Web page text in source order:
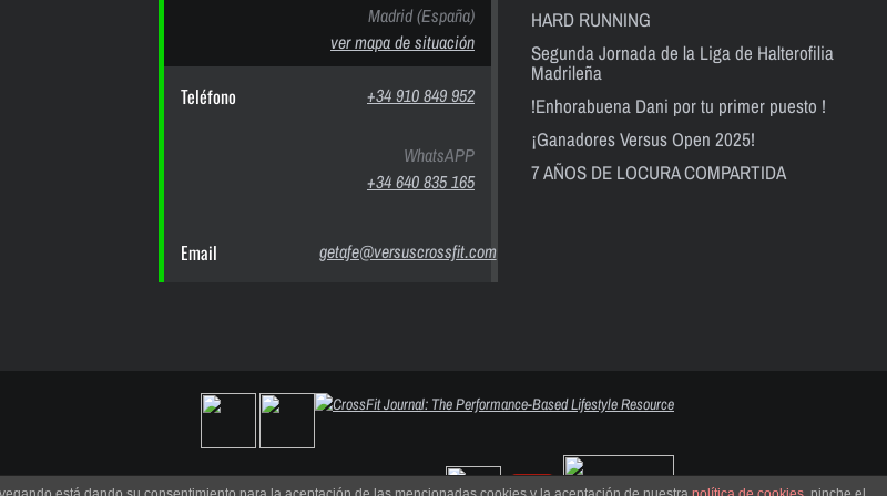
Madrid (España)
ver mapa de situación
Teléfono +34 910 849 952
WhatsAPP
+34 640 835 165
Email getafe@versuscrossfit.com
HARD RUNNING
Segunda Jornada de la Liga de Halterofilia
Madrileña
!Enhorabuena Dani por tu primer puesto !
¡Ganadores Versus Open 2025!
7 AÑOS DE LOCURA COMPARTIDA